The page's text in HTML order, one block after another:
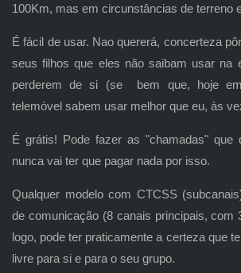
100Km, mas em circunstâncias de terreno
É fácil de usar. Nao quererá, concerteza
seus filhos que eles não saibam usar na
perderem de si (se bem que, hoje
telemóvel sabem usar melhor que eu, às
É grátis! Pode fazer as "chamadas" que
nunca vai ter que pagar nada por isso.
Qualquer modelo com CTCSS
de comunicação (8 canais principais, com
logo, pode ter praticamente a certeza que
livre para si e para o seu grupo.